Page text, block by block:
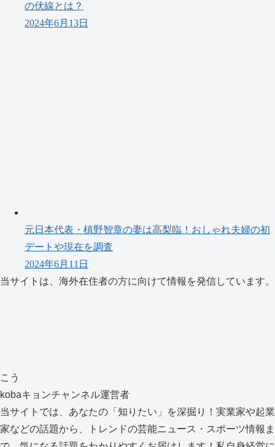
の伏線とは？
2024年6月13日
元日本代表・槙野智章の妻は高梨臨！おしゃれ夫婦の初
デートや現在を調査
2024年6月11日
当サイトは、海外在住者の方に向けて情報を発信しています。
こう
kobaキョンチャンネル運営者
当サイトでは、あなたの「知りたい」を深掘り！実業家や起業
家などの話題から、トレンドの芸能ニュース・スポーツ情報ま